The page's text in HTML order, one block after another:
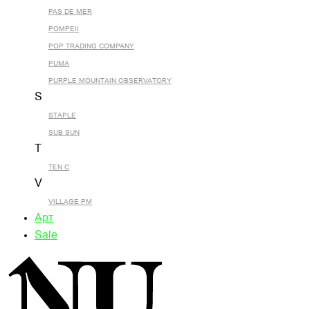
PAS DE MER
POMPEII
POP TRADING COMPANY
PUMA
PURPLE MOUNTAIN OBSERVATORY
S
STAPLE
SUB SUN
TEN C
V
VILLAGE PM
Арт
Sale